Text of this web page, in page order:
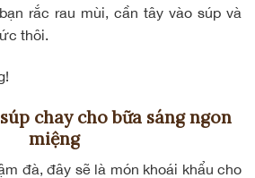
rắc rau mùi, cần tây vào súp và
thôi.
chay cho bữa sáng ngon
miệng
đà, đây sẽ là món khoái khẩu cho